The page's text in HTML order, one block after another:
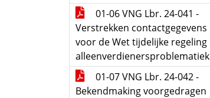
01-06 VNG Lbr. 24-041 -
Verstrekken contactgegevens
voor de Wet tijdelijke regeling
alleenverdienersproblematiek
01-07 VNG Lbr. 24-042 -
Bekendmaking voorgedragen